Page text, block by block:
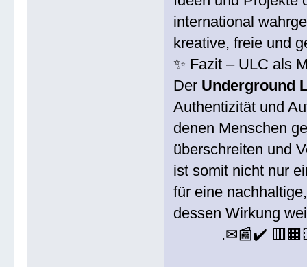
international
kreative, freie und
✨ Fazit – ULC als
Der Underground
Authentizität und
denen Menschen
überschreiten und
ist somit nicht nur
für eine
dessen Wirkung
.✉📰✔️